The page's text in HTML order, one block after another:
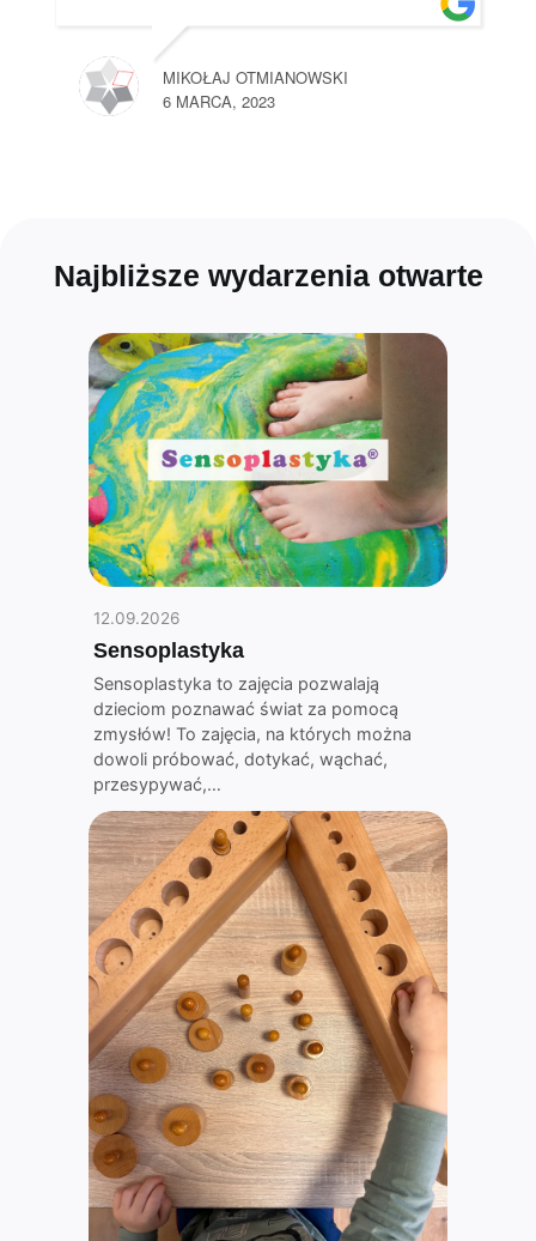
MIKOŁAJ OTMIANOWSKI
6 MARCA, 2023
Najbliższe wydarzenia otwarte
12.09.2026
Sensoplastyka
Sensoplastyka to zajęcia pozwalają
dzieciom poznawać świat za pomocą
zmysłów! To zajęcia, na których można
dowoli próbować, dotykać, wąchać,
przesypywać,…